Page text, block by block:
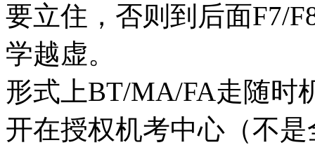
要立住，否则到后面F7/
学越虚。
形式上BT/MA/FA走随时
开在授权机考中心（不